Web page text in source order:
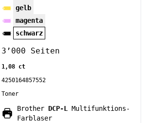
gelb
magenta
schwarz
3’000 Seiten
1,08 ct
4250164857552
Toner
Brother DCP-L Multifunktions-
Farblaser